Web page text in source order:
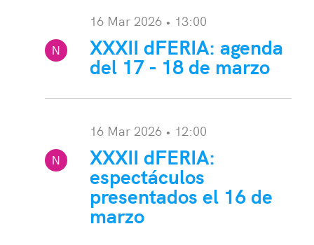
16 Mar 2026 • 13:00
N
ota: XXXII dFERIA: agenda
del 17 - 18 de marzo
16 Mar 2026 • 12:00
N
ota: XXXII dFERIA:
espectáculos
presentados el 16 de
marzo